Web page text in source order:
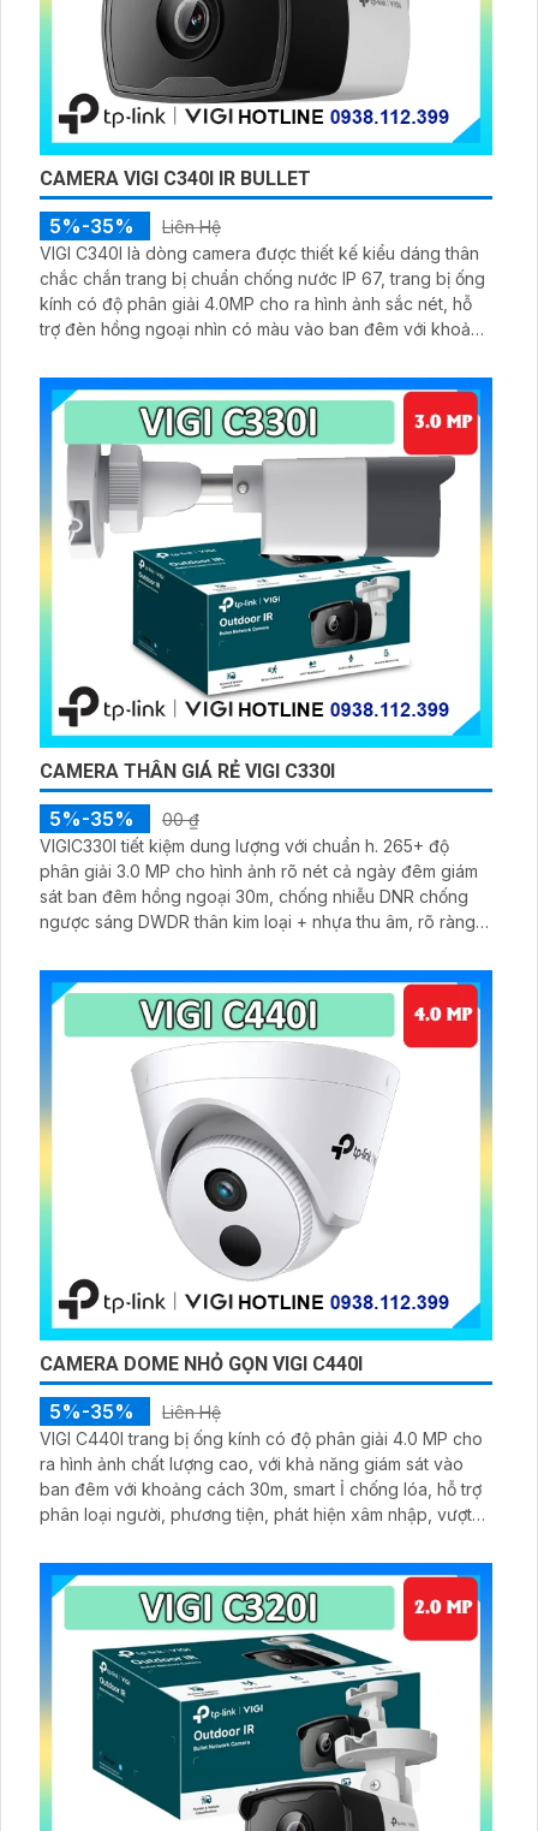
CAMERA VIGI C340I IR BULLET
5%-35%
Liên Hệ
VIGI C340I là dòng camera được thiết kế kiểu dáng thân
chắc chắn trang bị chuẩn chống nước IP 67, trang bị ống
kính có độ phân giải 4.0MP cho ra hình ảnh sắc nét, hỗ
trợ đèn hồng ngoại nhìn có màu vào ban đêm với khoảng
CAMERA THÂN GIÁ RẺ VIGI C330I
5%-35%
00 ₫
VIGIC330I tiết kiệm dung lượng với chuẩn h. 265+ độ
phân giải 3.0 MP cho hình ảnh rõ nét cả ngày đêm giám
sát ban đêm hồng ngoại 30m, chống nhiễu DNR chống
ngược sáng DWDR thân kim loại + nhựa thu âm, rõ ràng
CAMERA DOME NHỎ GỌN VIGI C440I
5%-35%
Liên Hệ
VIGI C440I trang bị ống kính có độ phân giải 4.0 MP cho
ra hình ảnh chất lượng cao, với khả năng giám sát vào
ban đêm với khoảng cách 30m, smart Ỉ chống lóa, hỗ trợ
phân loại người, phương tiện, phát hiện xâm nhập, vượt